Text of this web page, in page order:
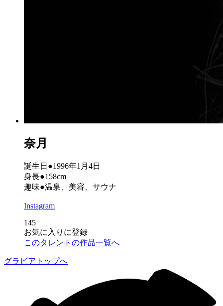
奈月
誕生日●1996年1月4日
身長●158cm
趣味●温泉、美容、サウナ
Instagram
145
お気に入りに登録
このタレントの作品一覧へ
グラビアトップへ